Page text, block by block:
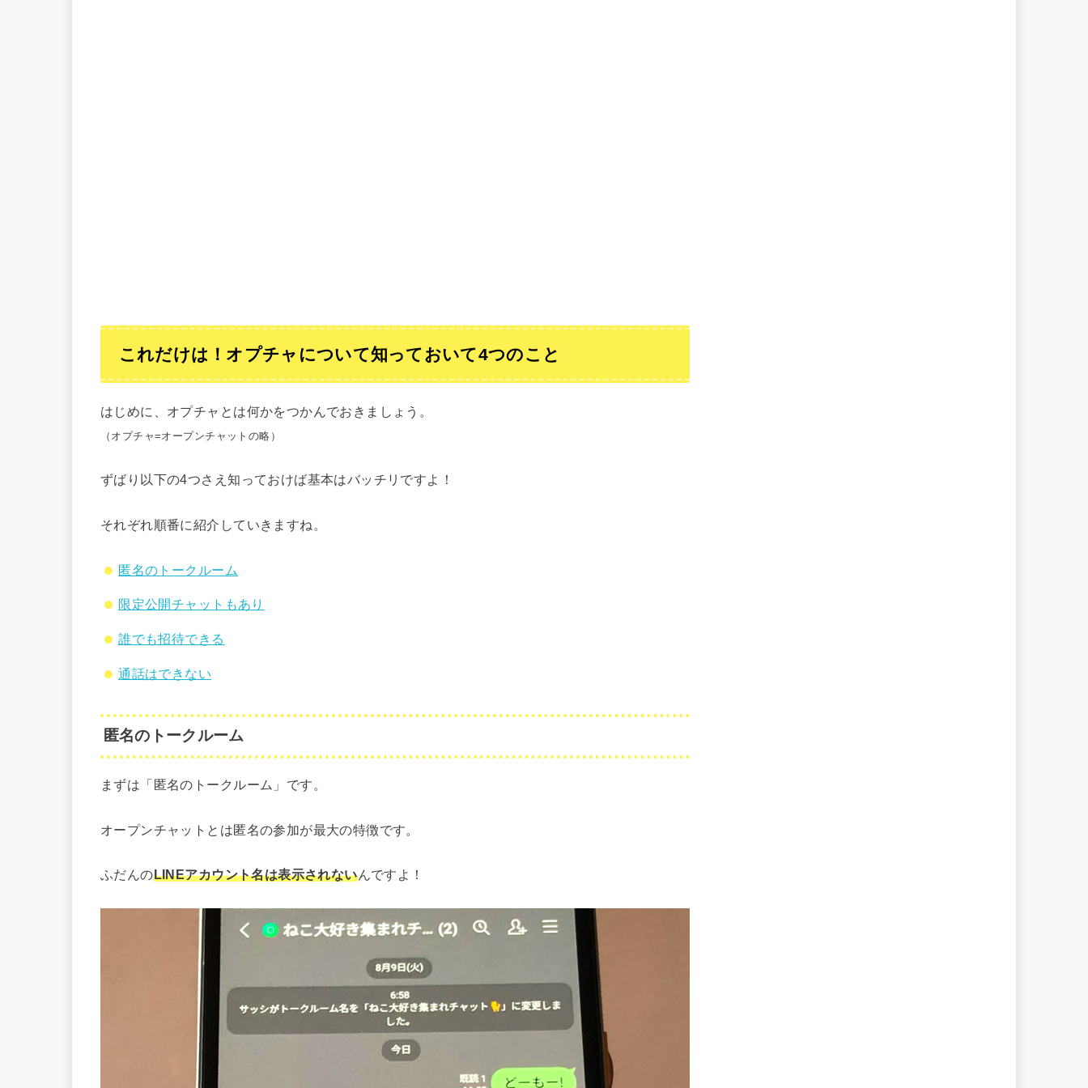
これだけは！オプチャについて知っておいて4つのこと
はじめに、オプチャとは何かをつかんでおきましょう。
（オプチャ=オープンチャットの略）
ずばり以下の4つさえ知っておけば基本はバッチリですよ！
それぞれ順番に紹介していきますね。
匿名のトークルーム
限定公開チャットもあり
誰でも招待できる
通話はできない
匿名のトークルーム
まずは「匿名のトークルーム」です。
オープンチャットとは匿名の参加が最大の特徴です。
ふだんのLINEアカウント名は表示されないんですよ！